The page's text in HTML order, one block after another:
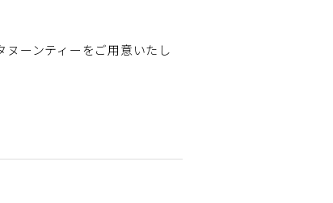
ーンティーをご用意いたし